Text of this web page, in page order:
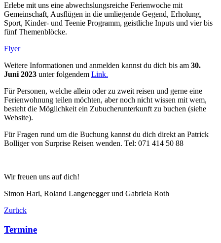
Erlebe mit uns eine abwechslungsreiche Ferienwoche mit
Gemeinschaft, Ausflügen in die umliegende Gegend, Erholung,
Sport, Kinder- und Teenie Programm, geistliche Inputs und vier bis
fünf Themenblöcke.
Flyer
Weitere Informationen und anmelden kannst du dich bis am 30.
Juni 2023 unter folgendem Link.
Für Personen, welche allein oder zu zweit reisen und gerne eine
Ferienwohnung teilen möchten, aber noch nicht wissen mit wem,
besteht die Möglichkeit ein Zubucherunterkunft zu buchen (siehe
Website).
Für Fragen rund um die Buchung kannst du dich direkt an Patrick
Bolliger von Surprise Reisen wenden. Tel: 071 414 50 88
Wir freuen uns auf dich!
Simon Hari, Roland Langenegger und Gabriela Roth
Zurück
Termine